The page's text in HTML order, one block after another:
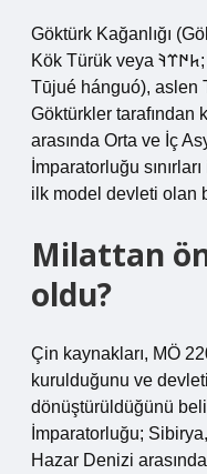
Göktürk Kağanlığı (Göktürk: 𐱅𐰇𐰼𐰜; Türük,
Kök Türük veya 𐱅𐰇𐰼𐰚; Türkçe, Çince: 突厥汗國; pinyin
Tūjué hánguó), aslen
Göktürkler tarafından
arasında Orta ve İç
İmparatorluğu
ilk model devleti olan
Milattan
oldu?
Çin kaynakları, MÖ
kurulduğunu ve
dönüştürüldüğünü
İmparatorluğu;
Hazar Denizi